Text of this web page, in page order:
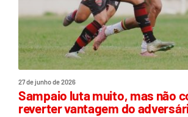
27 de junho de 2026
Sampaio luta muito, mas não
reverter vantagem do